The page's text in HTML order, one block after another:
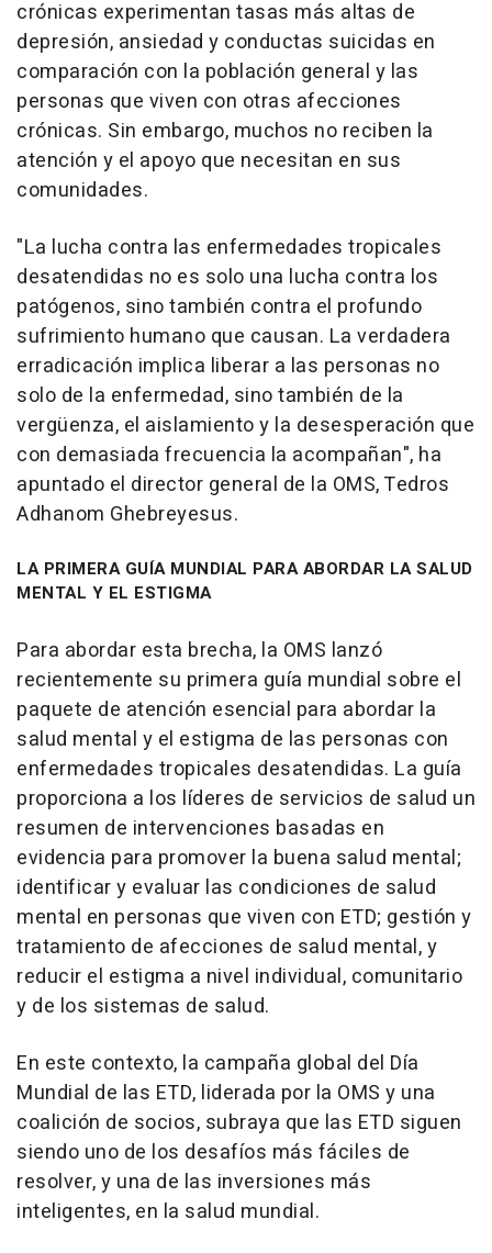
crónicas experimentan tasas más altas de
depresión, ansiedad y conductas suicidas en
comparación con la población general y las
personas que viven con otras afecciones
crónicas. Sin embargo, muchos no reciben la
atención y el apoyo que necesitan en sus
comunidades.
"La lucha contra las enfermedades tropicales
desatendidas no es solo una lucha contra los
patógenos, sino también contra el profundo
sufrimiento humano que causan. La verdadera
erradicación implica liberar a las personas no
solo de la enfermedad, sino también de la
vergüenza, el aislamiento y la desesperación que
con demasiada frecuencia la acompañan", ha
apuntado el director general de la OMS, Tedros
Adhanom Ghebreyesus.
LA PRIMERA GUÍA MUNDIAL PARA ABORDAR LA SALUD
MENTAL Y EL ESTIGMA
Para abordar esta brecha, la OMS lanzó
recientemente su primera guía mundial sobre el
paquete de atención esencial para abordar la
salud mental y el estigma de las personas con
enfermedades tropicales desatendidas. La guía
proporciona a los líderes de servicios de salud un
resumen de intervenciones basadas en
evidencia para promover la buena salud mental;
identificar y evaluar las condiciones de salud
mental en personas que viven con ETD; gestión y
tratamiento de afecciones de salud mental, y
reducir el estigma a nivel individual, comunitario
y de los sistemas de salud.
En este contexto, la campaña global del Día
Mundial de las ETD, liderada por la OMS y una
coalición de socios, subraya que las ETD siguen
siendo uno de los desafíos más fáciles de
resolver, y una de las inversiones más
inteligentes, en la salud mundial.